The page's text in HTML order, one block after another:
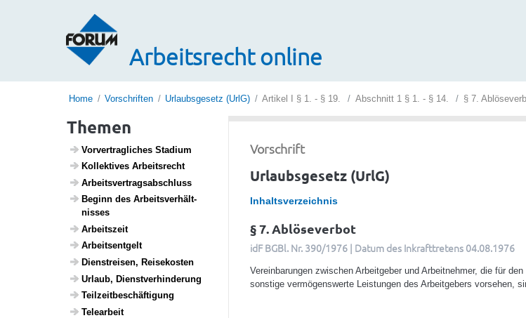
Arbeitsrecht online
Home Vorschriften Urlaubsgesetz (UrlG) Artikel I § 1. - § 19. Abschnitt 1 § 1. - § 14. § 7.
Themen
Vorver­trag­li­ches Stadium
Kollek­tives Arbeits­recht
Arbeits­ver­trags­ab­schluss
Beginn des Arbeits­ver­hält­
nisses
Arbeits­zeit
Arbeits­ent­gelt
Dien­st­reisen, Reise­kosten
Urlaub, Dienst­ver­hin­de­rung
Teil­zeit­be­schäf­ti­gung
Telea­r­beit
Vorschrift
Urlaubsgesetz (UrlG)
Inhaltsverzeichnis
§ 7. Ablöseverbot
idF BGBl. Nr. 390/1976 | Datum des Inkrafttretens 04.08.1976
Vereinbarungen zwischen Arbeitgeber und Arbeitnehmer, die für
sonstige vermögenswerte Leistungen des Arbeitgebers vorsehen,